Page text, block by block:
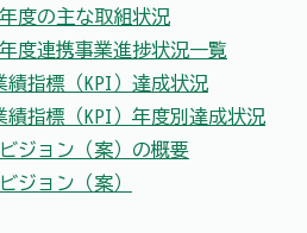
度の主な取組状況
度連携事業進捗状況一覧
指標（KPI）達成状況
指標（KPI）年度別達成状況
ジョン（案）の概要
ジョン（案）